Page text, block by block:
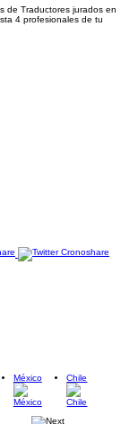
de Traductores jurados en
4 profesionales de tu
México Chile